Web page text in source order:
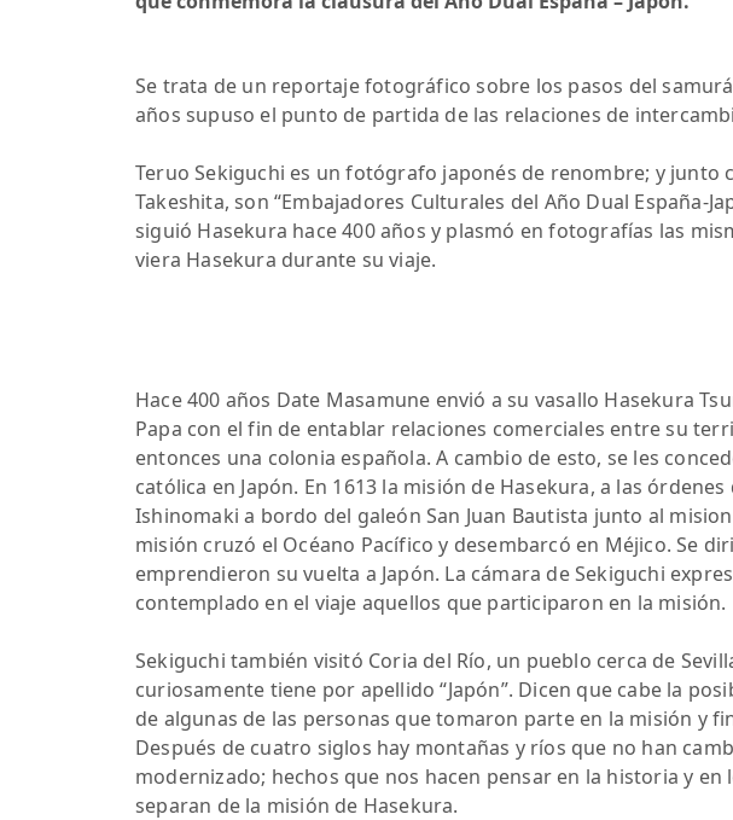
Se trata de un reportaje fotográfico sobre los pasos del
años supuso el punto de partida de las relaciones de
Teruo Sekiguchi es un fotógrafo japonés de renombre; y junto
Takeshita, son “Embajadores Culturales del Año Dual España-
siguió Hasekura hace 400 años y plasmó en fotografías las
viera Hasekura durante su viaje.
Hace 400 años Date Masamune envió a su vasallo Hasekura
Papa con el fin de entablar relaciones comerciales entre su
entonces una colonia española. A cambio de esto, se les
católica en Japón. En 1613 la misión de Hasekura, a las
Ishinomaki a bordo del galeón San Juan Bautista junto al
misión cruzó el Océano Pacífico y desembarcó en Méjico. Se
emprendieron su vuelta a Japón. La cámara de Sekiguchi
contemplado en el viaje aquellos que participaron en la misión.
Sekiguchi también visitó Coria del Río, un pueblo cerca de
curiosamente tiene por apellido “Japón”. Dicen que cabe la
de algunas de las personas que tomaron parte en la misión y
Después de cuatro siglos hay montañas y ríos que no han
modernizado; hechos que nos hacen pensar en la historia y
separan de la misión de Hasekura.